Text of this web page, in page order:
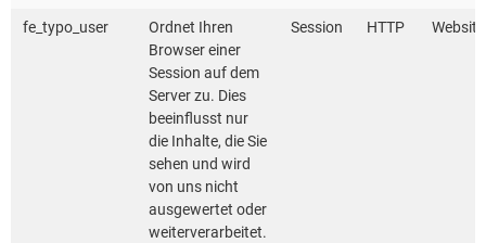
Dieser Inhalt verwendet Karten von
OpenStreetMap. Durch Aktivierung der Karte
werden Daten von diesem Anbieter geladen und
auch an diesen übertragen.
fe_typo_user
Ordnet Ihren
Browser einer
Session auf dem
Server zu. Dies
beeinflusst nur
die Inhalte, die Sie
sehen und wird
von uns nicht
ausgewertet oder
weiterverarbeitet.
Session HTTP Website